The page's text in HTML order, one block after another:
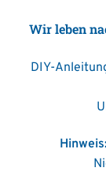
Wir leben
DIY-